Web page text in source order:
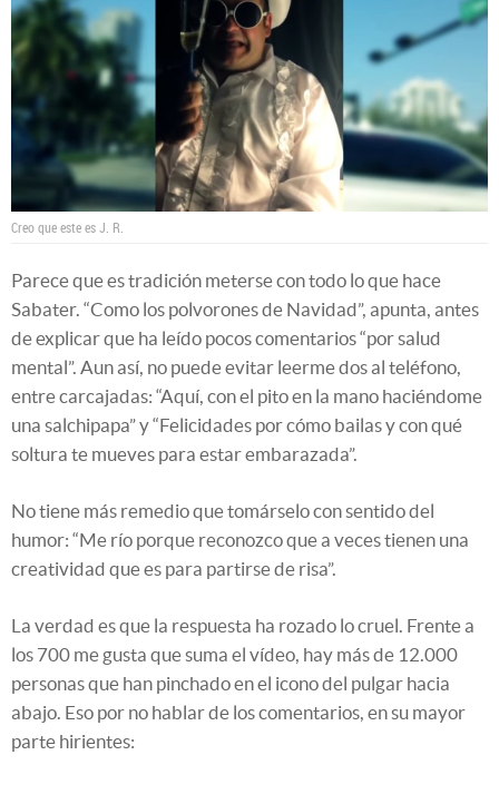
Creo que este es J. R.
Parece que es tradición meterse con todo lo que hace
Sabater. “Como los polvorones de Navidad”, apunta, antes
de explicar que ha leído pocos comentarios “por salud
mental”. Aun así, no puede evitar leerme dos al teléfono,
entre carcajadas: “Aquí, con el pito en la mano haciéndome
una salchipapa” y “Felicidades por cómo bailas y con qué
soltura te mueves para estar embarazada”.
No tiene más remedio que tomárselo con sentido del
humor: “Me río porque reconozco que a veces tienen una
creatividad que es para partirse de risa”.
La verdad es que la respuesta ha rozado lo cruel. Frente a
los 700 me gusta que suma el vídeo, hay más de 12.000
personas que han pinchado en el icono del pulgar hacia
abajo. Eso por no hablar de los comentarios, en su mayor
parte hirientes: